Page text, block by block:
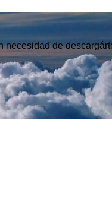
necesidad de